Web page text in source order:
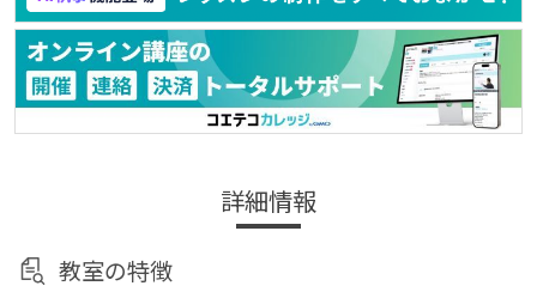
詳細情報
教室の特徴